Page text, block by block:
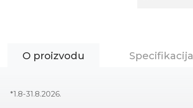
O proizvodu Specifikacija
*1.8-31.8.2026.